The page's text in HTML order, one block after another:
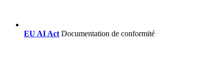
EU AI Act Documentation de conformité